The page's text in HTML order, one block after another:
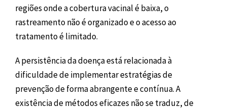
regiões onde a cobertura vacinal é baixa, o
rastreamento não é organizado e o acesso ao
tratamento é limitado.
A persistência da doença está relacionada à
dificuldade de implementar estratégias de
prevenção de forma abrangente e contínua. A
existência de métodos eficazes não se traduz, de